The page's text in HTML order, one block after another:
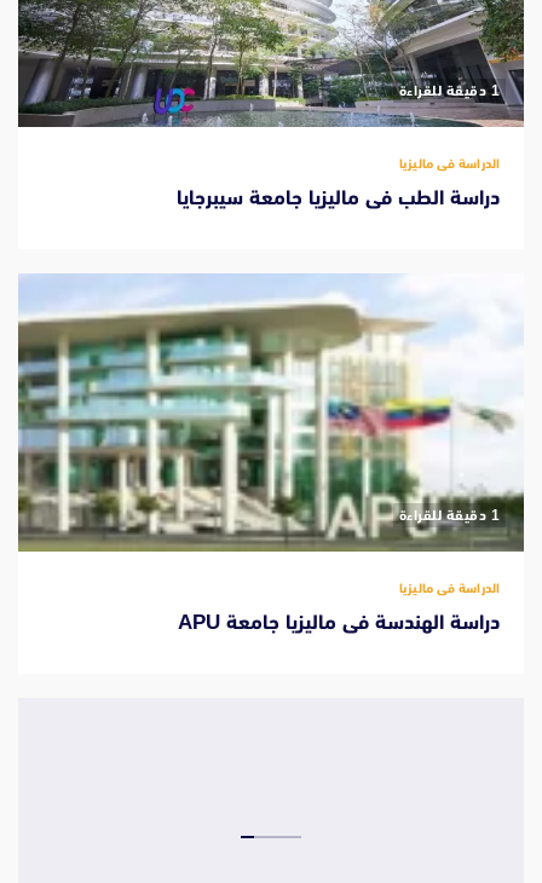
‫1 دقيقة للقراءة
الدراسة فى ماليزيا
دراسة الطب فى ماليزيا جامعة سيبرجايا
‫1 دقيقة للقراءة
الدراسة فى ماليزيا
دراسة الهندسة فى ماليزيا جامعة APU